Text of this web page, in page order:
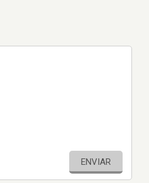
ENVIAR